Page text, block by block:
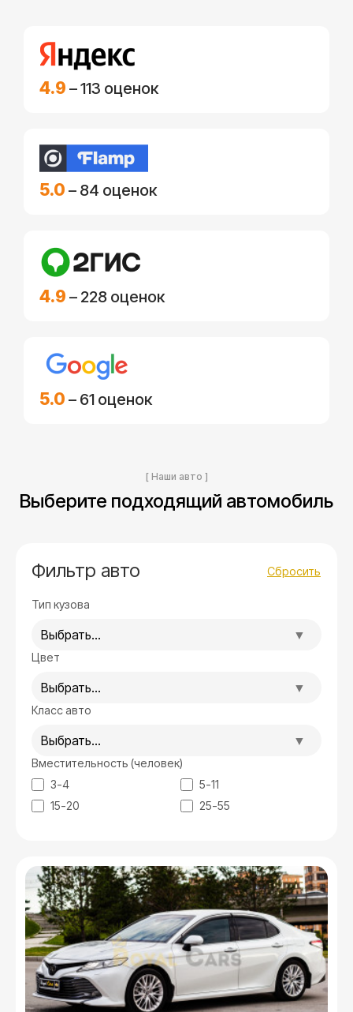
4.9 – 113 оценок
5.0 – 84 оценок
4.9 – 228 оценок
5.0 – 61 оценок
[ Наши авто ]
Выберите подходящий автомобиль
Фильтр авто
Тип кузова
Выбрать...
Цвет
Выбрать...
Класс авто
Выбрать...
Вместительность (человек)
3-4
5-11
15-20
25-55
Сбросить